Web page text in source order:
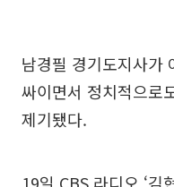
남경필 경기도지사가
싸이면서 정치적으로
제기됐다.